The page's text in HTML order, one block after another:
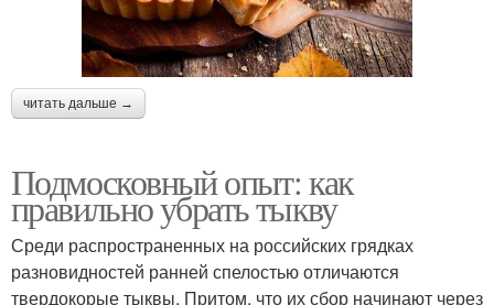
читать дальше →
Подмосковный опыт: как
правильно убрать тыкву
Среди распространенных на российских грядках
разновидностей ранней спелостью отличаются
твердокорые тыквы. Притом, что их сбор начинают через